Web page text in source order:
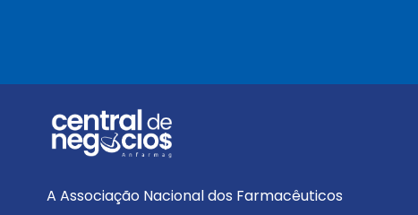
A Associação Nacional dos Farmacêuticos